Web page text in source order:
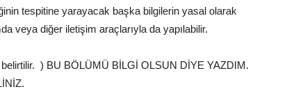
tespitine yarayacak başka bilgilerin yasal olarak
veya diğer iletişim araçlarıyla da yapılabilir.
) BU BÖLÜMÜ BİLGİ OLSUN DİYE YAZDIM.